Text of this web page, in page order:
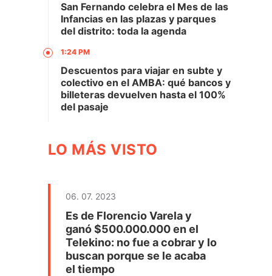
San Fernando celebra el Mes de las
Infancias en las plazas y parques
del distrito: toda la agenda
1:24 PM
Descuentos para viajar en subte y
colectivo en el AMBA: qué bancos y
billeteras devuelven hasta el 100%
del pasaje
LO MÁS VISTO
06. 07. 2023
Es de Florencio Varela y
ganó $500.000.000 en el
Telekino: no fue a cobrar y lo
buscan porque se le acaba
el tiempo